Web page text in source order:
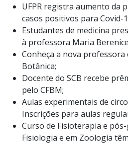
UFPR registra aumento da
casos positivos para Covid-
Estudantes de medicina
à professora Maria
Conheça a nova
Botânica;
Docente do SCB recebe
pelo CFBM;
Aulas experimentais de
Inscrições para aulas
Curso de Fisioterapia e
Fisiologia e em Zoologia